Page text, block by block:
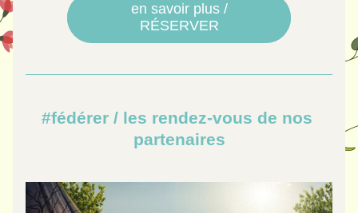
en savoir plus /
RÉSERVER
#fédérer / les rendez-vous de nos
partenaires